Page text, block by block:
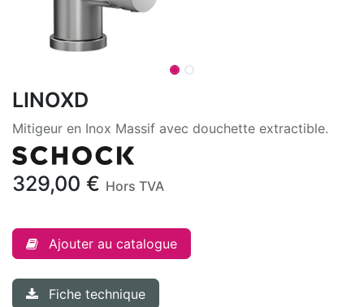
LINOXD
Mitigeur en Inox Massif avec douchette extractible.
329,00 € Hors TVA
Ajouter au catalogue
Fiche technique